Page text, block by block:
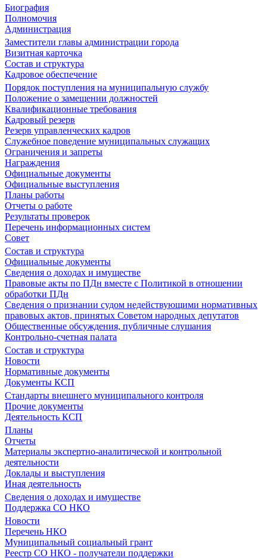
Биография
Полномочия
Администрация
Заместители главы администрации города
Визитная карточка
Состав и структура
Кадровое обеспечение
Порядок поступления на муниципальную службу
Положение о замещении должностей
Квалификационные требования
Кадровый резерв
Резерв управленческих кадров
Служебное поведение муниципальных служащих
Ограничения и запреты
Награждения
Официальные документы
Официальные выступления
Планы работы
Отчеты о работе
Результаты проверок
Перечень информационных систем
Совет
Состав и структура
Официальные документы
Сведения о доходах и имуществе
Правовые акты по ПДн вместе с Политикой в отношении
обработки ПДн
Сведения о признании судом недействующими нормативных
правовых актов, принятых Советом народных депутатов
Общественные обсуждения, публичные слушания
Контрольно-счетная палата
Состав и структура
Новости
Нормативные документы
Документы КСП
Стандарты внешнего муниципального контроля
Прочие документы
Деятельность КСП
Планы
Отчеты
Материалы экспертно-аналитической и контрольной
деятельности
Доклады и выступления
Иная деятельность
Сведения о доходах и имуществе
Поддержка СО НКО
Новости
Перечень НКО
Муниципальный социальный грант
Реестр СО НКО - получатели поддержки